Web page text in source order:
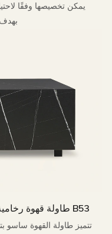
يمكن تخصيصها وفقًا
طاولة قهوة رخامية مربعة منخفضة من ساسو، طراز B53
تتميز طاولة القهوة